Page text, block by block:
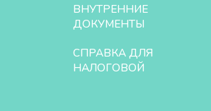
ВНУТРЕННИЕ
ДОКУМЕНТЫ
СПРАВКА ДЛЯ
НАЛОГОВОЙ